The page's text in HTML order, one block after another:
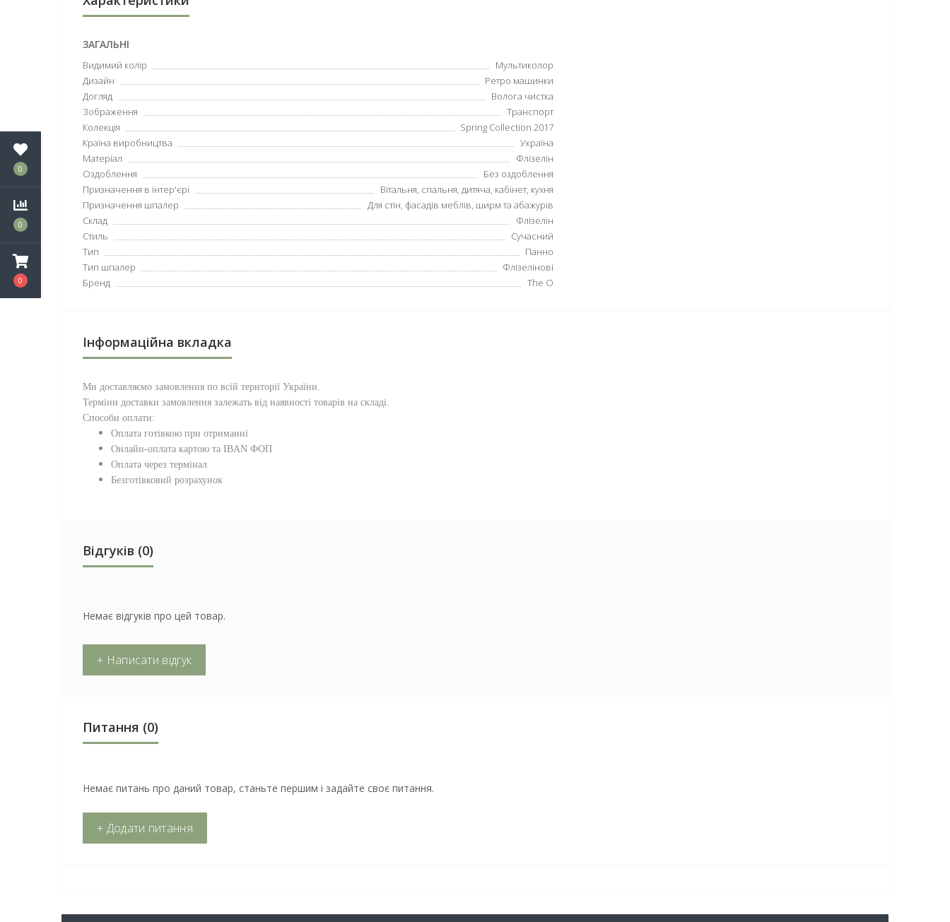
0
0
0
ЗАГАЛЬНІ
Видимий колір
Мультиколор
Дизайн
Ретро машинки
Догляд
Волога чистка
Зображення
Транспорт
Колекція
Spring Collection 2017
Країна виробництва
Україна
Матеріал
Флізелін
Оздоблення
Без оздоблення
Призначення в інтер'єрі
Вітальня, спальня, дитяча, кабінет, кухня
Призначення шпалер
Для стін, фасадів меблів, ширм та абажурів
Склад
Флізелін
Стиль
Сучасний
Тип
Панно
Тип шпалер
Флізелінові
Бренд
The O
Інформаційна вкладка
Ми доставляємо замовлення по всій території України.
Терміни доставки замовлення залежать від наявності товарів на складі.
Способи оплати:
Оплата готівкою при отриманні
Онлайн-оплата картою та IBAN ФОП
Оплата через термінал
Безготівковий розрахунок
Відгуків (0)
Немає відгуків про цей товар.
+ Написати відгук
Питання (0)
Немає питань про даний товар, станьте першим і задайте своє питання.
+ Додати питання